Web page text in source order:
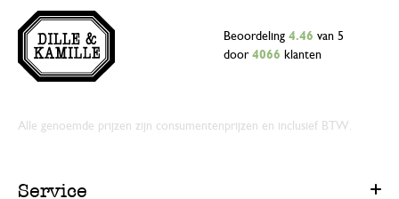
Beoordeling 4.46 van 5
door 4066 klanten
Alle genoemde prijzen zijn consumentenprijzen en inclusief BTW.
Service